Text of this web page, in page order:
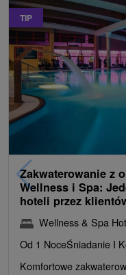
TIP
Zakwaterowanie z
Wellness i Spa:
hoteli przez
Wellness & Spa
Od 1 NoceŚniadanie I
Komfortowe